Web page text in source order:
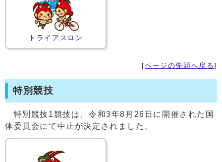
トライアスロン
[ページの先頭へ戻る]
特別競技
特別競技1競技は、令和3年8月26日に開催された国
体委員会にて中止が決定されました。